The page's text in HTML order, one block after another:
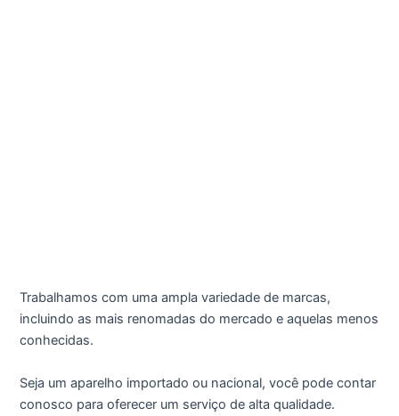
Trabalhamos com uma ampla variedade de marcas,
incluindo as mais renomadas do mercado e aquelas menos
conhecidas.
Seja um aparelho importado ou nacional, você pode contar
conosco para oferecer um serviço de alta qualidade.